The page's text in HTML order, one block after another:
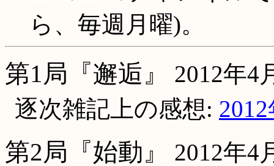
ら、毎週月曜)。
第1局『邂逅』
2012年4
逐次雑記上の感想:
第2局『始動』 2012年4